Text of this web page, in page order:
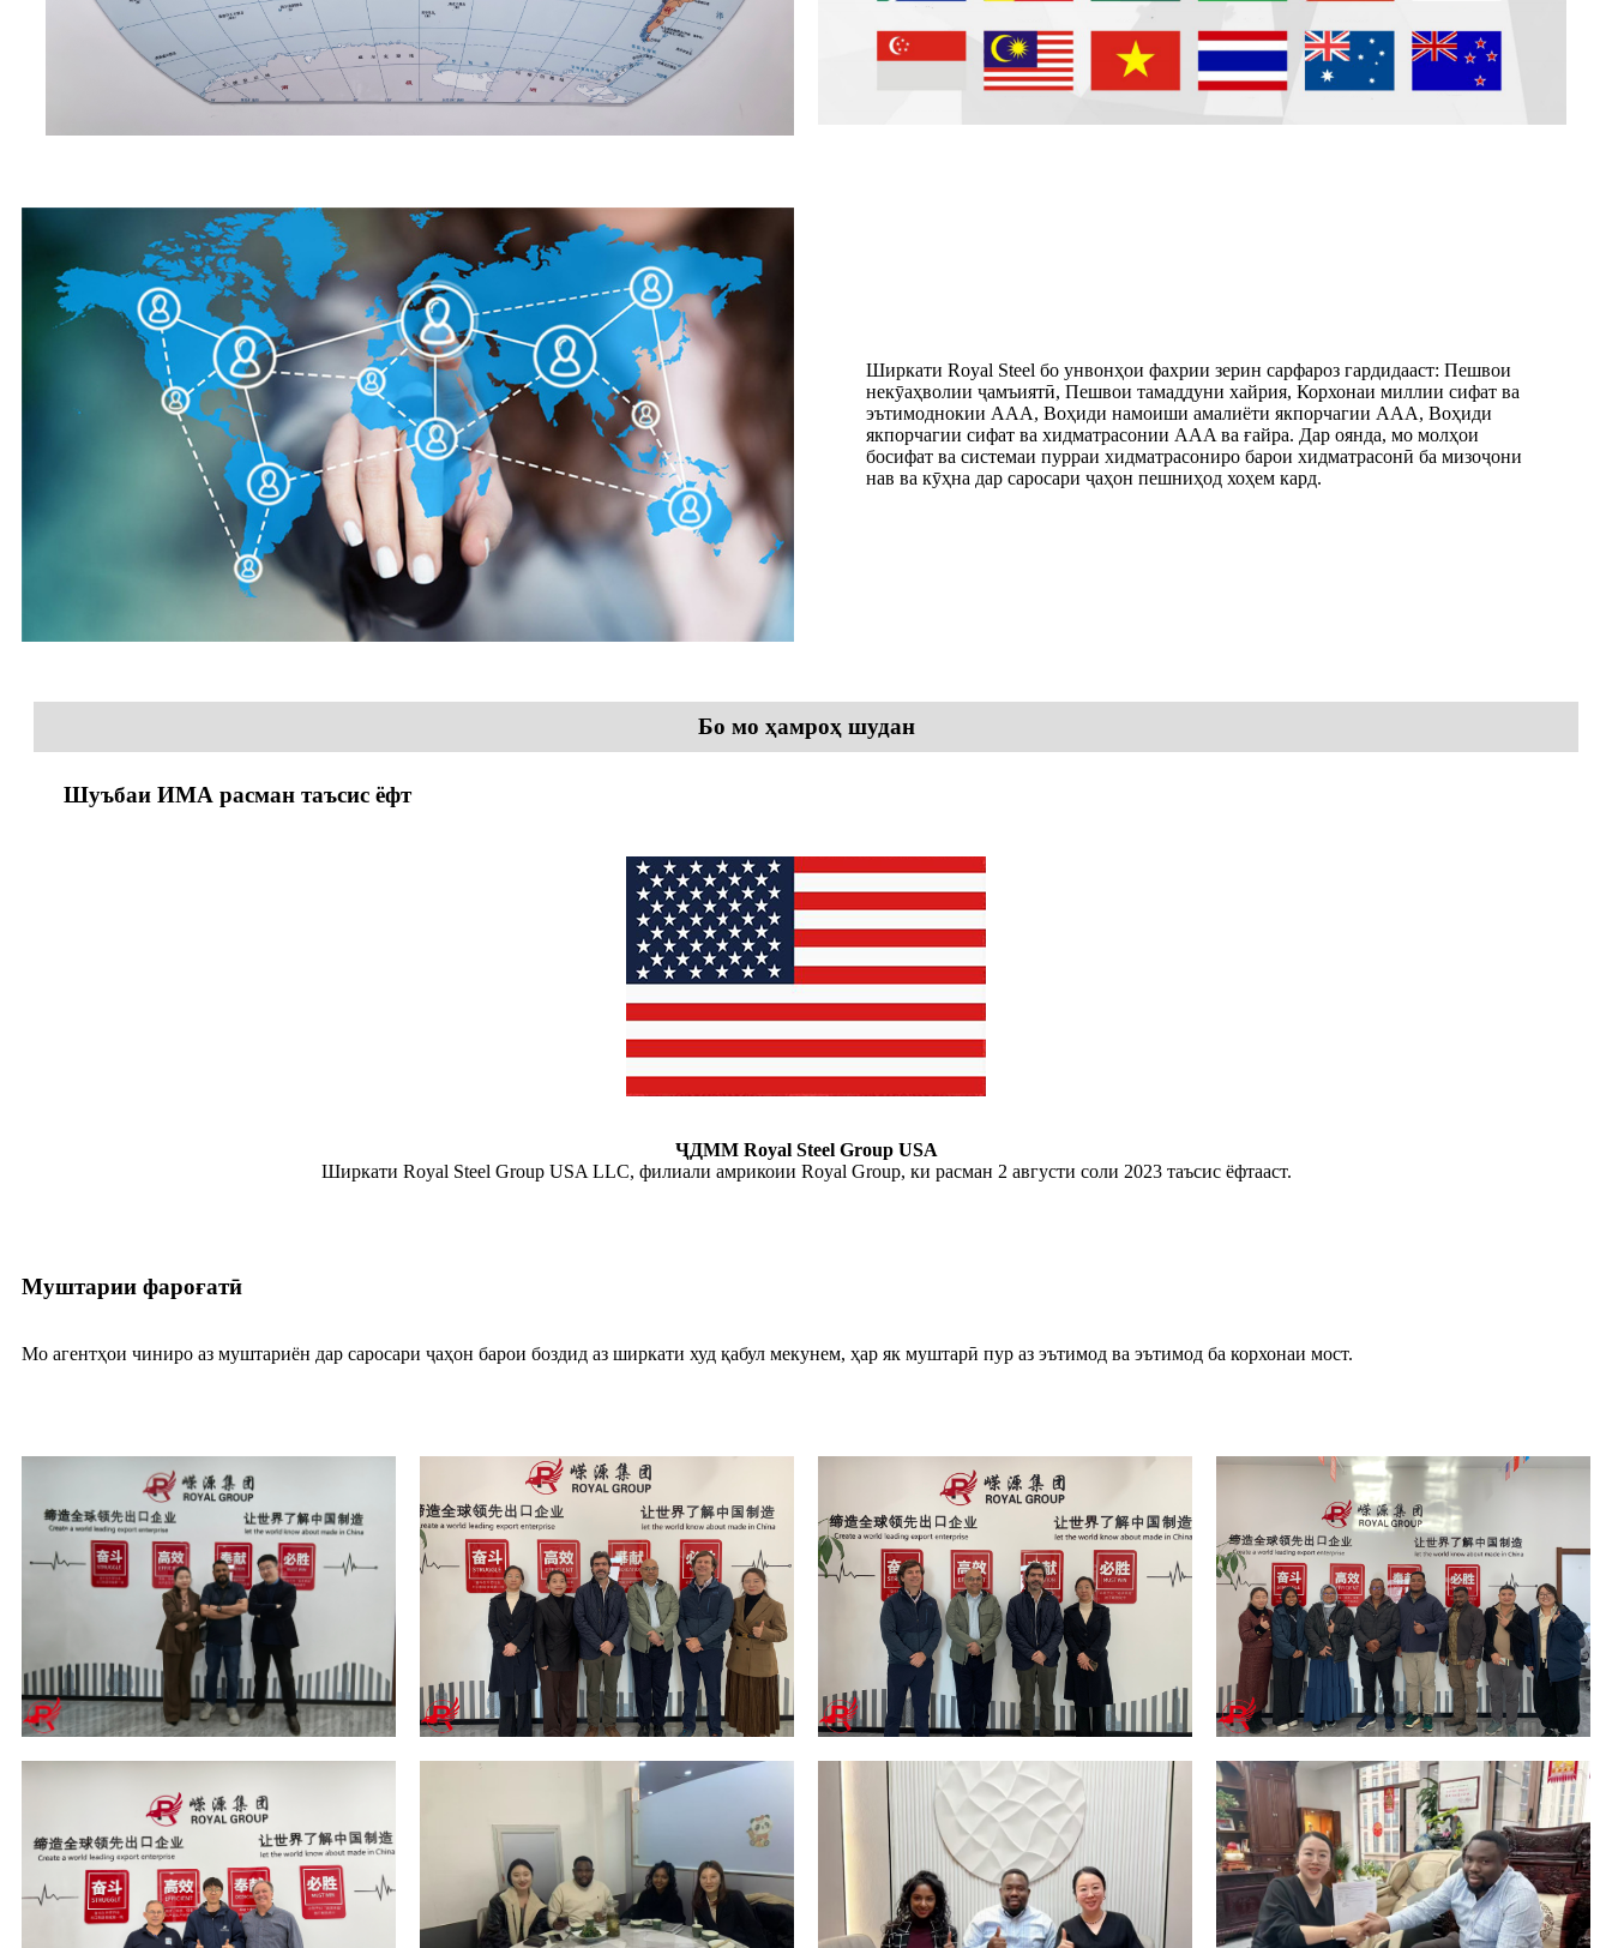
Ширкати Royal Steel бо унвонҳои фахрии зерин сарфароз гардидааст: Пешвои
некӯаҳволии ҷамъиятӣ, Пешвои тамаддуни хайрия, Корхонаи миллии сифат ва
эътимоднокии AAA, Воҳиди намоиши амалиёти якпорчагии AAA, Воҳиди
якпорчагии сифат ва хидматрасонии AAA ва ғайра. Дар оянда, мо молҳои
босифат ва системаи пурраи хидматрасониро барои хидматрасонӣ ба мизоҷони
нав ва кӯҳна дар саросари ҷаҳон пешниҳод хоҳем кард.
Бо мо ҳамроҳ шудан
Шуъбаи ИМА расман таъсис ёфт
ҶДММ Royal Steel Group USA
Ширкати Royal Steel Group USA LLC, филиали амрикоии Royal Group, ки расман 2 августи соли 2023 таъсис ёфтааст.
Муштарии фароғатӣ
Мо агентҳои чиниро аз муштариён дар саросари ҷаҳон барои боздид аз ширкати худ қабул мекунем, ҳар як муштарӣ пур аз эътимод ва эътимод ба корхонаи мост.